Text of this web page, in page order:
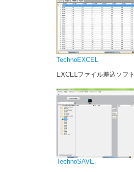
TechnoEXCEL
EXCELファイル差込ソフト
TechnoSAVE